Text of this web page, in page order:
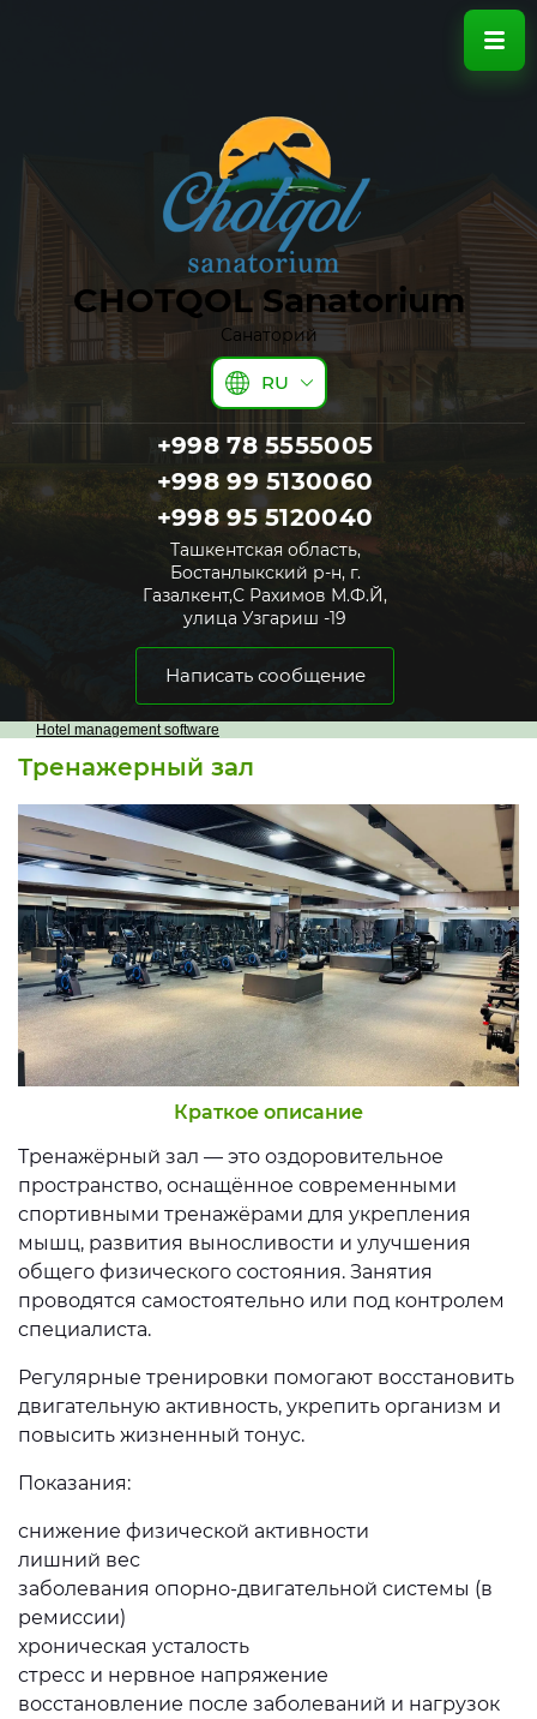
CHOTQOL Sanatorium
Санаторий
RU
+998 78 5555005
+998 99 5130060
+998 95 5120040
Ташкентская область,
Бостанлыкский р-н, г.
Газалкент,С Рахимов М.Ф.Й,
улица Узгариш -19
Написать сообщение
Hotel management software
Тренажерный зал
Краткое описание
Тренажёрный зал — это оздоровительное
пространство, оснащённое современными
спортивными тренажёрами для укрепления
мышц, развития выносливости и улучшения
общего физического состояния. Занятия
проводятся самостоятельно или под контролем
специалиста.
Регулярные тренировки помогают восстановить
двигательную активность, укрепить организм и
повысить жизненный тонус.
Показания:
снижение физической активности
лишний вес
заболевания опорно-двигательной системы (в
ремиссии)
хроническая усталость
стресс и нервное напряжение
восстановление после заболеваний и нагрузок